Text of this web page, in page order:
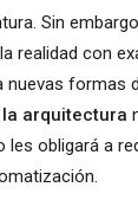
Sin
realidad con
formas
la arquitectura
les obligará a